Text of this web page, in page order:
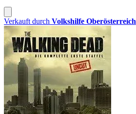
Verkauft durch Volkshilfe Oberösterreich